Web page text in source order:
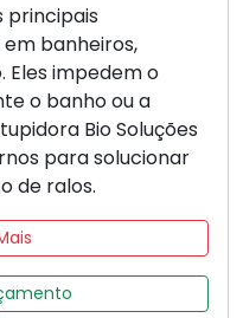
principais
banheiros,
Eles impedem o
o banho ou a
Bio Soluções
para solucionar
de ralos.